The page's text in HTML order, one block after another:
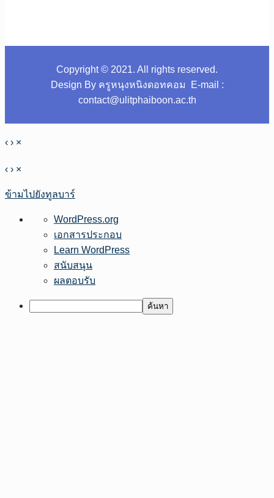
Copyright © 2021. All rights reserved.
Design By ครูหนุงหนิงดอทคอม E-mail :
contact@ulitphaiboon.ac.th
‹ › ×
‹ › ×
ข้ามไปยังทูลบาร์
เกี่ยว
เวิร์ด
เพรส
WordPress.org
เอกสารประกอบ
Learn WordPress
สนับสนุน
ผลตอบรับ
ค้นหา